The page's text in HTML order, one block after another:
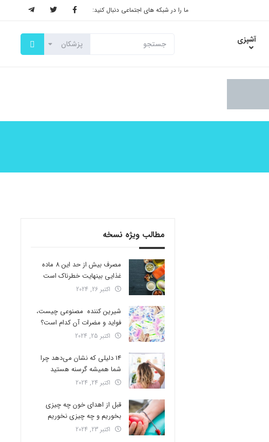
ما را در شبکه های اجتماعی دنبال کنید:
آشپزی
مطالب ویژه نسخه
مصرف بیش از حد این 8 ماده
غذایی بینهایت خطرناک است
اکتبر 26, 2024
شیرین کننده مصنوعی چیست،
فواید و مضرات آن کدام است؟
اکتبر 25, 2024
14 دلیلی که نشان می‌دهد چرا
شما همیشه گرسنه هستید
اکتبر 24, 2024
قبل از اهدای خون چه چیزی
بخوریم و چه چیزی نخوریم
اکتبر 23, 2024